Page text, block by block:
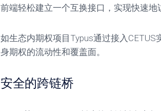
前端轻松建立一个互换接口，实现快速地
如生态内期权项目Typus通过接入
身期权的流动性和覆盖面。
安全的跨链桥